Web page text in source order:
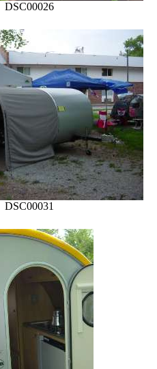
DSC00026
DSC00031